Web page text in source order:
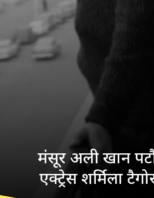
मंसूर अली खान
एक्ट्रेस शर्मिला